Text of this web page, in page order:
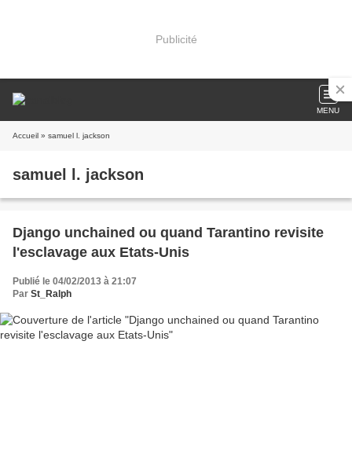
Publicité
MENU
Accueil » samuel l. jackson
samuel l. jackson
Django unchained ou quand Tarantino revisite
l'esclavage aux Etats-Unis
Publié le 04/02/2013 à 21:07
Par St_Ralph